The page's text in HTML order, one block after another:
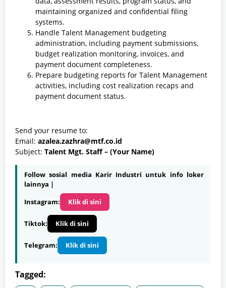
maintaining organized and confidential filing
systems.
Handle Talent Management budgeting
administration, including payment submissions,
budget realization monitoring, invoices, and
payment document completeness.
Prepare budgeting reports for Talent Management
activities, including cost realization recaps and
payment document status.
Send your resume to:
Email: azalea.zazhra@mtf.co.id
Subject: Talent Mgt. Staff – (Your Name)
Follow sosial media Karir Industri untuk info loker
lainnya |
Instagram:
Klik di sini
Tiktok: Klik di sini
Telegram: Klik di sini
Tagged: